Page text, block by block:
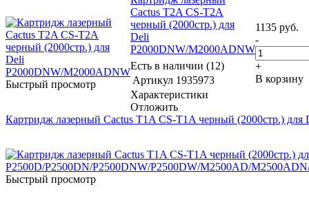
Быстрый просмотр
Cactus T2A CS-T2A
черный (2000стр.) для
Deli
P2000DNW/M2000ADNW
Есть в наличии (12)
Артикул 1935973
Характеристики
Отложить
1135 руб.
-
+
В корзину
Картридж лазерный Cactus T1A CS-T1A черный (2000стр.)
Быстрый просмотр